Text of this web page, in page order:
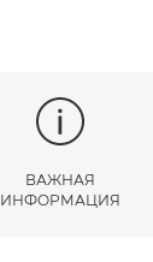
ВАЖНАЯ
ИНФОРМАЦИЯ